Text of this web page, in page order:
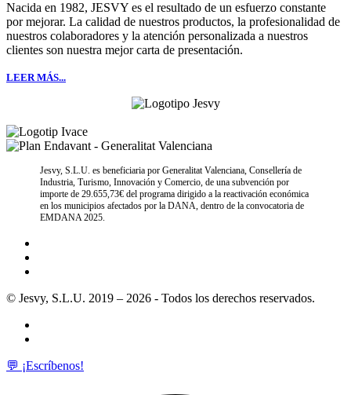
Nacida en 1982, JESVY es el resultado de un esfuerzo constante
por mejorar. La calidad de nuestros productos, la profesionalidad de
nuestros colaboradores y la atención personalizada a nuestros
clientes son nuestra mejor carta de presentación.
LEER MÁS...
Jesvy, S.L.U. es beneficiaria por Generalitat Valenciana, Consellería de
Industria, Turismo, Innovación y Comercio, de una subvención por
importe de 29.655,73€ del programa dirigido a la reactivación económica
en los municipios afectados por la DANA, dentro de la convocatoria de
EMDANA 2025.
© Jesvy, S.L.U. 2019 – 2026 - Todos los derechos reservados.
💬 ¡Escríbenos!